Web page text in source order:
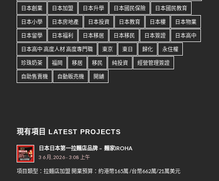
日本創業 日本加盟 日本升學 日本國民保險 日本國民教育
日本小學 日本房地產 日本投資 日本教育 日本樓 日本物業
日本留學 日本福利 日本移居 日本移民 日本簽證 日本高中
日本高中 高度人材 高度專門職 東京 東日 歸化 永住權
珍珠奶茶 福岡 移居 移民 純投資 經營管理簽證
自助售賣機 自動販売機 開舖
現有項目 LATEST PROJECTS
日本日本第一拉麵店品牌﹣ 麵家IROHA
3 6 月, 2026 - 3:08 上午
項目類型：拉麵店加盟 開業預算：約港幣165萬 /台幣662萬/21萬美元